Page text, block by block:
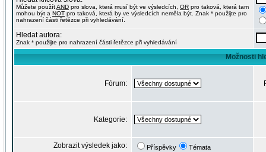
Můžete použítAND pro slova, která musí být ve výsledcích, OR pro taková, která tam
mohou být a NOT pro taková, která by ve výsledcích neměla být. Znak * použijte pro
nahrazení části řetězce při vyhledávání.
Hledat autora:
Znak * použijte pro nahrazení části řetězce při vyhledávání
Možnosti
Fórum:
Kategorie:
Zobrazit výsledek jako: Příspěvky Témata